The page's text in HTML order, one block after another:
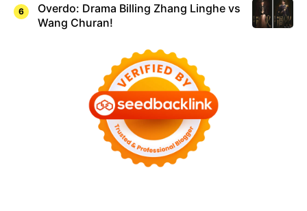
Overdo: Drama Billing Zhang Linghe vs
Wang Churan!